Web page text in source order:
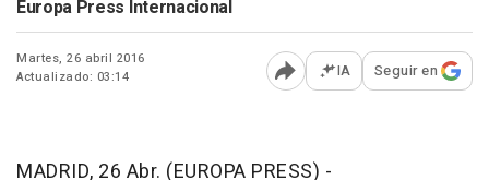
Europa Press Internacional
Martes, 26 abril 2016
Actualizado: 03:14
Abrir opciones para
IA Seguir en
MADRID, 26 Abr. (EUROPA PRESS) -